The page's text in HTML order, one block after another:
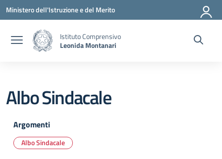
Vai ai contenuti
Vai al menu di navigazione
Vai al footer
Ministero dell'Istruzione e del Merito
Istituto Comprensivo
Leonida Montanari
Albo Sindacale
Argomenti
Albo Sindacale